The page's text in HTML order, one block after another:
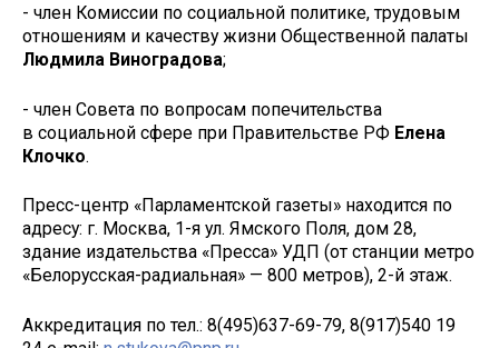
- член Комиссии по социальной политике, трудовым
отношениям и качеству жизни Общественной палаты
Людмила Виноградова;
- член Совета по вопросам попечительства
в социальной сфере при Правительстве РФ Елена
Клочко.
Пресс-центр «Парламентской газеты» находится по
адресу: г. Москва, 1-я ул. Ямского Поля, дом 28,
здание издательства «Пресса» УДП (от станции метро
«Белорусская-радиальная» — 800 метров), 2-й этаж.
Аккредитация по тел.: 8(495)637-69-79, 8(917)540 19